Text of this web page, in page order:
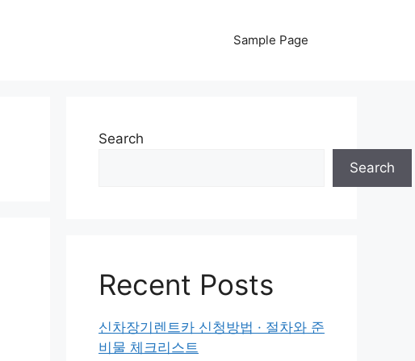
Sample Page
Search
Search
Recent Posts
신차장기렌트카 신청방법 · 절차와 준
비물 체크리스트